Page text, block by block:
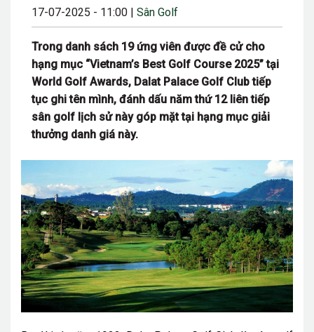
17-07-2025 - 11:00 | Sân Golf
Trong danh sách 19 ứng viên được đề cử cho
hạng mục “Vietnam’s Best Golf Course 2025” tại
World Golf Awards, Dalat Palace Golf Club tiếp
tục ghi tên mình, đánh dấu năm thứ 12 liên tiếp
sân golf lịch sử này góp mặt tại hạng mục giải
thưởng danh giá này.